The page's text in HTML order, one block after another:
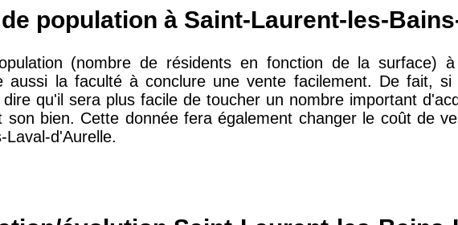
11 454 € 12 687 € 32 €
12 145 € 15 155 € 34 €
3 018 €
population à Saint-Laurent-les-
(nombre de résidents en fonction de la surface) à
aussi la faculté à conclure une vente facilement. De fait,
qu'il sera plus facile de toucher un nombre important
son bien. Cette donnée fera également changer le coût de
Laval-d'Aurelle.